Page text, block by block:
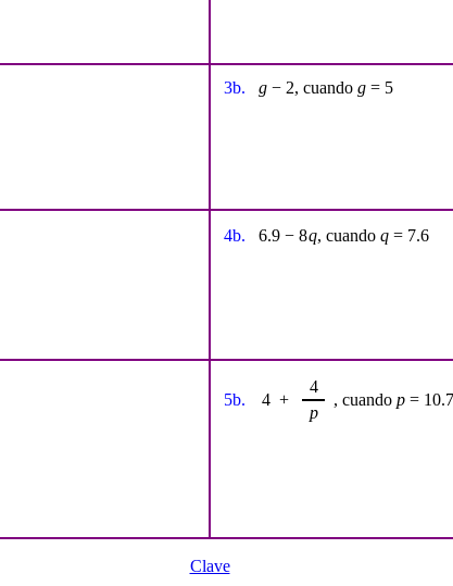
3b. g − 2, cuando g = 5
4b. 6.9 − 8q, cuando q = 7.6
5b. 4 +
4
p
, cuando p = 10.7
Clave